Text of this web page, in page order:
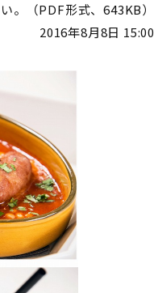
。（PDF形式、643KB）
2016年8月8日 15:00